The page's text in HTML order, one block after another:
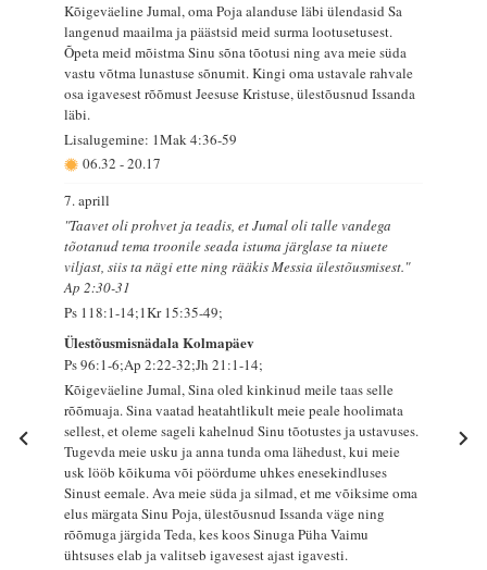
Kõigeväeline Jumal, oma Poja alanduse läbi ülendasid Sa
langenud maailma ja päästsid meid surma lootusetusest.
Õpeta meid mõistma Sinu sõna tõotusi ning ava meie süda
vastu võtma lunastuse sõnumit. Kingi oma ustavale rahvale
osa igavesest rõõmust Jeesuse Kristuse, ülestõusnud Issanda
läbi.
Lisalugemine: 1Mak 4:36-59
06.32-20.17
7. aprill
"Taavet oli prohvet ja teadis, et Jumal oli talle vandega
tõotanud tema troonile seada istuma järglase ta niuete
viljast, siis ta nägi ette ning rääkis Messia ülestõusmisest."
Ap 2:30-31
Ps 118:1-14;1Kr 15:35-49;
Ülestõusmisnädala Kolmapäev
Ps 96:1-6;Ap 2:22-32;Jh 21:1-14;
Kõigeväeline Jumal, Sina oled kinkinud meile taas selle
rõõmuaja. Sina vaatad heatahtlikult meie peale hoolimata
sellest, et oleme sageli kahelnud Sinu tõotustes ja ustavuses.
Tugevda meie usku ja anna tunda oma lähedust, kui meie
usk lööb kõikuma või pöördume uhkes enesekindluses
Sinust eemale. Ava meie süda ja silmad, et me võiksime oma
elus märgata Sinu Poja, ülestõusnud Issanda väge ning
rõõmuga järgida Teda, kes koos Sinuga Püha Vaimu
ühtsuses elab ja valitseb igavesest ajast igavesti.